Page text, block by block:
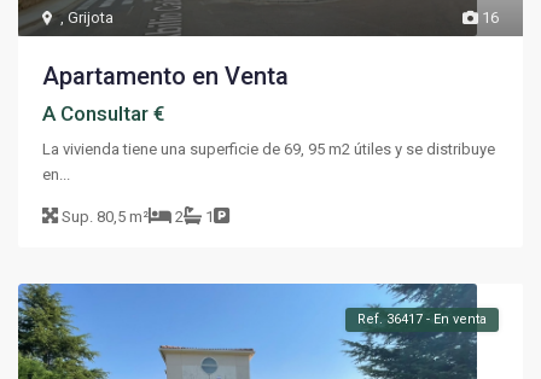
16
,Grijota
Apartamento en Venta
A Consultar €
La vivienda tiene una superficie de 69, 95 m2 útiles y se distribuye
en...
Sup. 80,5 m² 2 1
Ref. 36417 - En venta